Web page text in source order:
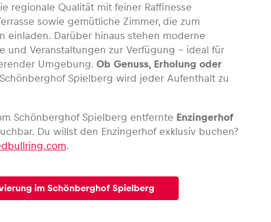
regionale Qualität mit feiner Raffinesse
sowie gemütliche Zimmer, die zum
einladen. Darüber hinaus stehen moderne
und Veranstaltungen zur Verfügung – ideal für
Umgebung. Ob Genuss, Erholung oder
Spielberg wird jeder Aufenthalt zu
Schönberghof Spielberg entfernte Enzingerhof
Du willst den Enzingerhof exklusiv buchen?
.
im Schönberghof Spielberg